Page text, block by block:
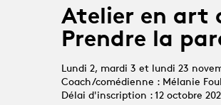
Atelier en art
Prendre la
Lundi 2, mardi 3 et lundi 23
Coach/comédienne : Mélanie
Délai d'inscription : 12 octobre